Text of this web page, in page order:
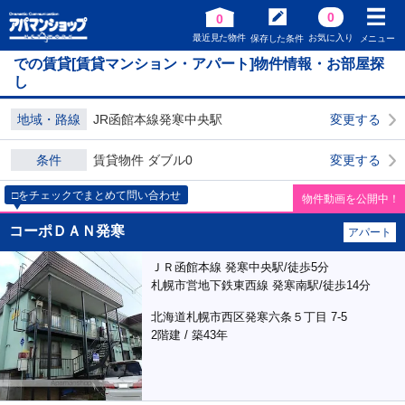
0
最近見た物件 保存した条件
0
お気に入り メニュー
での賃貸[賃貸マンション・アパート]物件情報・お部屋探
し
地域・路線 JR函館本線発寒中央駅 変更する
条件 賃貸物件 ダブル0 変更する
□をチェックでまとめて問い合わせ 物件動画を公開中！
コーポＤＡＮ発寒 アパート
ＪＲ函館本線 発寒中央駅/徒歩5分
札幌市営地下鉄東西線 発寒南駅/徒歩14分
北海道札幌市西区発寒六条５丁目 7-5
2階建 / 築43年